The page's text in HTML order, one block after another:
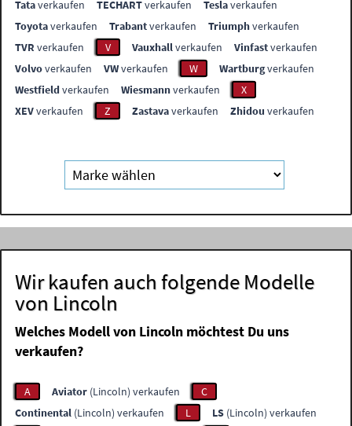
Tataverkaufen TECHARTverkaufen Teslaverkaufen
Toyotaverkaufen Trabantverkaufen Triumphverkaufen
TVR verkaufen V Vauxhallverkaufen Vinfastverkaufen
Volvoverkaufen VWverkaufen W Wartburgverkaufen
Westfieldverkaufen Wiesmannverkaufen
X
XEVverkaufen Z Zastavaverkaufen Zhidou verkaufen
Wir kaufen auch folgende Modelle
von Lincoln
Welches Modell von Lincoln möchtest Du uns
verkaufen?
A Aviator (Lincoln) verkaufen
C
Continental (Lincoln) verkaufen L LS (Lincoln) verkaufen